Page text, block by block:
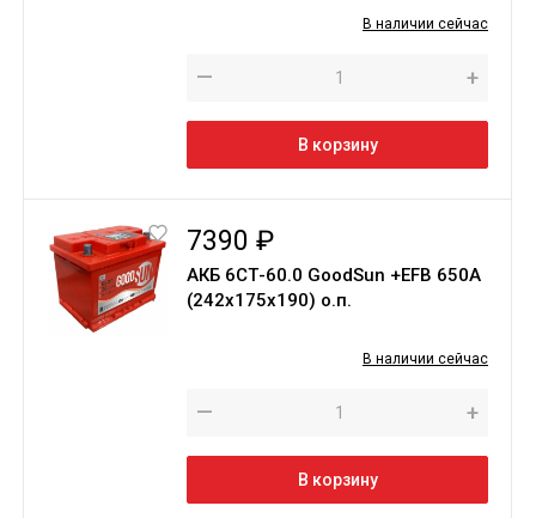
В наличии сейчас
— +
В корзину
7390 ₽
АКБ 6СТ-60.0 GoodSun +EFB 650A
(242х175х190) о.п.
В наличии сейчас
— +
В корзину